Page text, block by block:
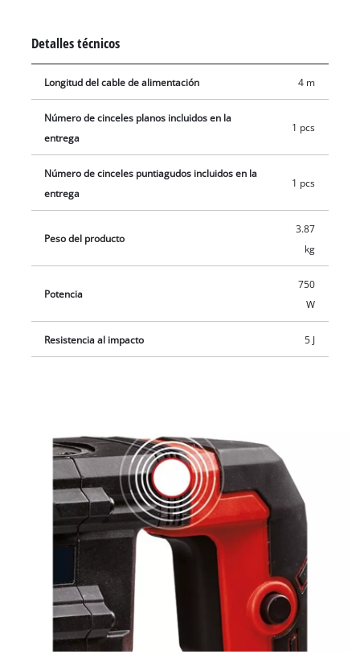
máxima movilidad posible. El martillo de demolición está listo
contenido en el alcance del envío en el maletín de transporte
y conservación E-Box.
Detalles técnicos
Longitud del cable de alimentación 4 m
Número de cinceles planos incluidos en la
entrega
1 pcs
Número de cinceles puntiagudos incluidos en la
entrega
1 pcs
Peso del producto
3.87
kg
Potencia
750
W
Resistencia al impacto 5 J